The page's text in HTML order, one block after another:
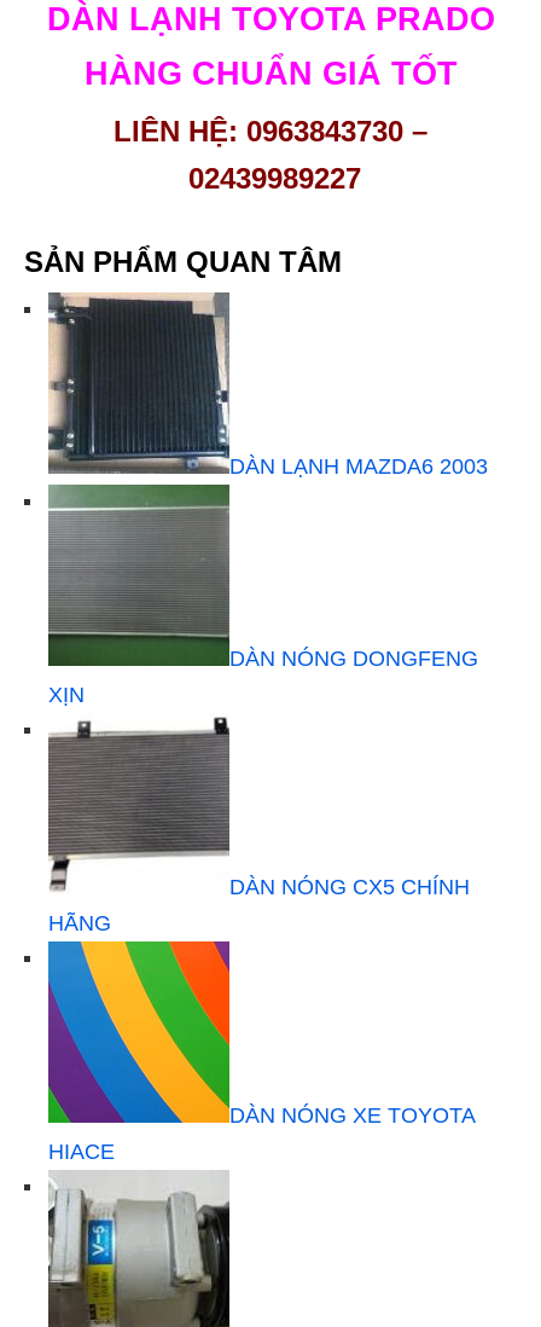
DÀN LẠNH TOYOTA PRADO
HÀNG CHUẨN GIÁ TỐT
LIÊN HỆ: 0963843730 –
02439989227
SẢN PHẨM QUAN TÂM
DÀN LẠNH MAZDA6 2003
DÀN NÓNG DONGFENG
XỊN
DÀN NÓNG CX5 CHÍNH
HÃNG
DÀN NÓNG XE TOYOTA
HIACE